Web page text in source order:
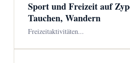
Sport und Freizeit auf
Tauchen, Wandern
Freizeitaktivitäten...